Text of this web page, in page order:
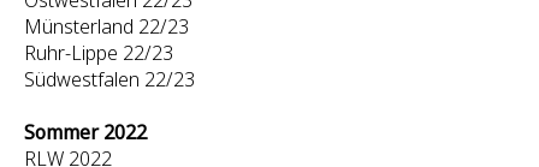
Münsterland 22/23
Ruhr-Lippe 22/23
Südwestfalen 22/23
Sommer 2022
RLW 2022